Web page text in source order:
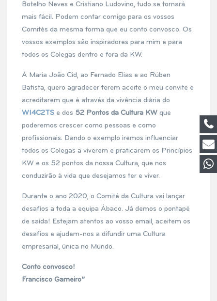
Botelho Neves e Cristiano Ludovino, tudo se tornará
mais fácil. Podem contar comigo para os vossos
Comités da mesma forma que eu conto convosco. Os
vossos exemplos são inspiradores para mim e para
todos os Colegas dentro e fora da KW.
À Maria João Cid, ao Fernado Elias e ao Rúben
Batista, quero agradecer terem aceite o meu convite e
acreditarem que é através da vivência diária do
WI4C2TS e dos 52 Pontos da Cultura KW que
poderemos crescer como pessoas e como
profissionais. Dando o exemplo iremos influenciar
todos os Colegas a viverem e praticarem os Princípios
KW e os 52 pontos da nossa Cultura, que nos
conduzirão à vida que desejamos ter e viver.
Durante o ano 2020, o Comité da Cultura vai lançar
desafios a toda a equipa Ábaco. Já demos o pontapé
de saída! Estejam atentos ao vosso email, aceitem os
desafios e ajudem-nos a difundir uma Cultura
empresarial, única no Mundo.
Conto convosco!
Francisco Gameiro”